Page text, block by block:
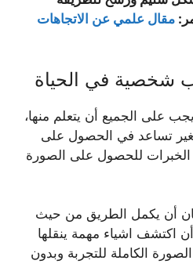
مقال علمي عن الاتجاهات
شخصية في الحياة
على الجميع أن يتعلم منها،
تساعد في الحصول على
للحصول على الصورة
أن يكمل الطريق من حيث
اكتشف اشياء مهمة ينقلها
الكاملة للتجربة وبدون